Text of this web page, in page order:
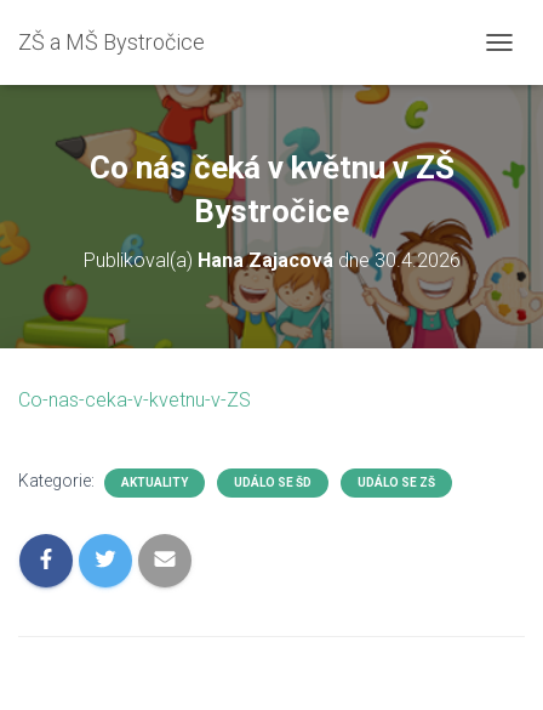
ZŠ a MŠ Bystročice
Ř
O
U
T
A
V
I
Co nás čeká v květnu v ZŠ
Bystročice
Publikoval(a) Hana Zajacovádne30.4.2026
Co-nas-ceka-v-kvetnu-v-ZS
Kategorie: AKTUALITY UDÁLO SE ŠD UDÁLO SE ZŠ